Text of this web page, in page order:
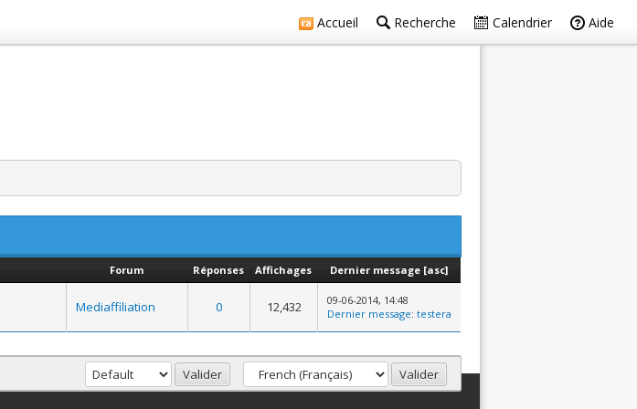
Accueil Recherche Calendrier Aide
Forum Réponses Affichages Dernier message [asc]
Mediaffiliation 0 12,432
09-06-2014, 14:48
Dernier message: testera
Syndication RSS